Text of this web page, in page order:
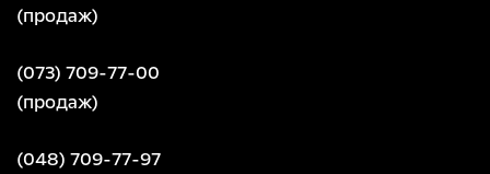
(продаж)
(073) 709-77-00
(продаж)
(048) 709-77-97